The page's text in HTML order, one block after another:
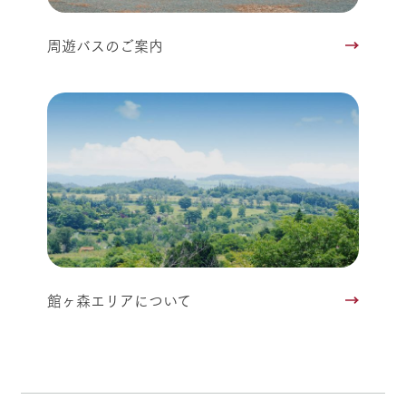
周遊バスのご案内
館ヶ森エリアについて